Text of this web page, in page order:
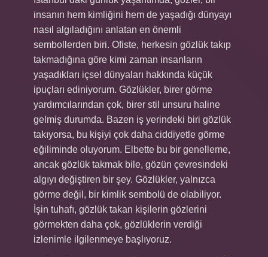
insanın hem kimliğini hem de yaşadığı dünyayı
nasıl algıladığını anlatan en önemli
sembollerden biri. Ofiste, herkesin gözlük takıp
takmadığına göre kimi zaman insanların
yaşadıkları içsel dünyaları hakkında küçük
ipuçları ediniyorum. Gözlükler, birer görme
yardımcılarından çok, birer stil unsuru haline
gelmiş durumda. Bazen iş yerindeki biri gözlük
takıyorsa, bu kişiyi çok daha ciddiyetle görme
eğiliminde oluyorum. Elbette bu bir genelleme,
ancak gözlük takmak bile, gözün çevresindeki
algıyı değiştiren bir şey. Gözlükler, yalnızca
görme değil, bir kimlik sembolü de olabiliyor.
İşin tuhafı, gözlük takan kişilerin gözlerini
görmekten daha çok, gözlüklerin verdiği
izlenimle ilgilenmeye başlıyoruz.